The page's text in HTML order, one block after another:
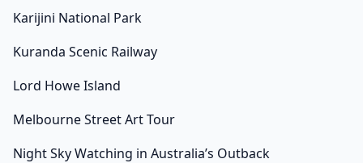
Karijini National Park
Kuranda Scenic Railway
Lord Howe Island
Melbourne Street Art Tour
Night Sky Watching in Australia’s Outback